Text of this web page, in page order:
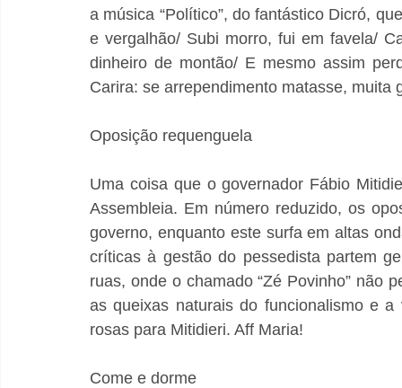
a música “Político”, do fantástico Dicró,
e vergalhão/ Subi morro, fui em favela/
dinheiro de montão/ E mesmo assim
Carira: se arrependimento matasse, muita
Oposição requenguela
Uma coisa que o governador Fábio
Assembleia. Em número reduzido, os
governo, enquanto este surfa em altas
críticas à gestão do pessedista partem
ruas, onde o chamado “Zé Povinho” não
as queixas naturais do funcionalismo e
rosas para Mitidieri. Aff Maria!
Come e dorme